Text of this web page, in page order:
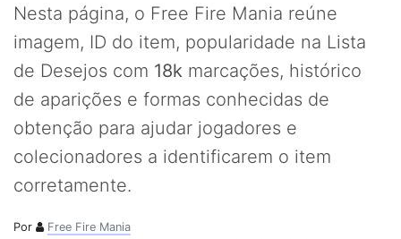
Nesta página, o Free Fire Mania reúne
imagem, ID do item, popularidade na Lista
de Desejos com 18k marcações, histórico
de aparições e formas conhecidas de
obtenção para ajudar jogadores e
colecionadores a identificarem o item
corretamente.
Por
Free Fire Mania